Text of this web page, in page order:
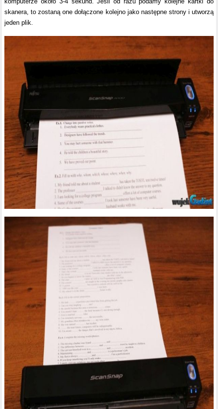
skanera, to zostaną one dołączone kolejno jako następne strony i utworzą
jeden plik.